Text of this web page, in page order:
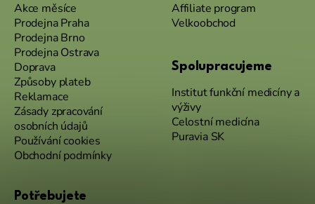
Akce měsíce
Prodejna Praha
Prodejna Brno
Prodejna Ostrava
Doprava
Způsoby plateb
Reklamace
Zásady zpracování
osobních údajů
Používání cookies
Obchodní podmínky
Affiliate program
Velkoobchod
Spolupracujeme
Institut funkční medicíny a
výživy
Celostní medicína
Puravia SK
Potřebujete